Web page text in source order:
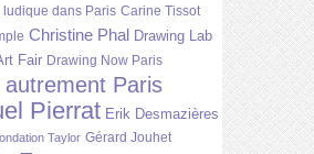
ludique dans Paris Carine Tissot
Christine Phal Drawing Lab
Fair Drawing Now Paris
autrement Paris
Pierrat Erik Desmazières
Taylor Gérard Jouhet